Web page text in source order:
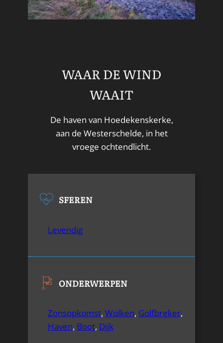
WAAR DE WIND
WAAIT
De haven van Hoedekenskerke,
aan de Westerschelde, in het
vroege ochtendlicht.
SFEREN
Levendig
ONDERWERPEN
Zonsopkomst, Wolken, Golfbreker,
Haven, Boot, Dijk